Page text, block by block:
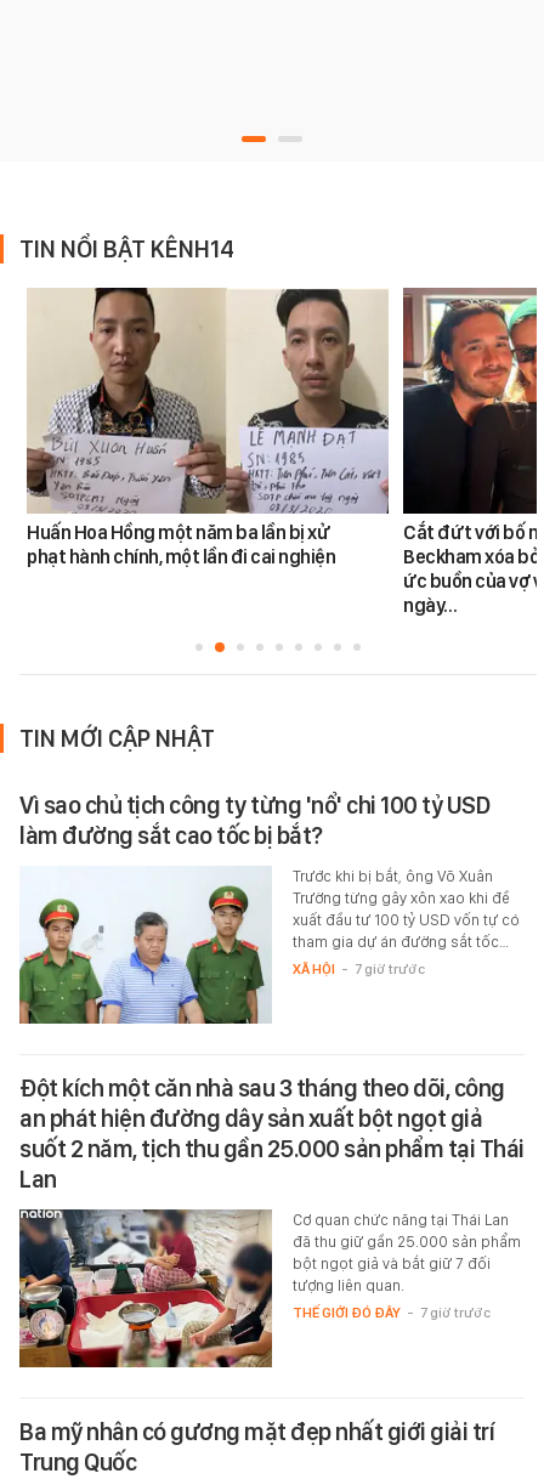
TIN NỔI BẬT KÊNH14
Huấn Hoa Hồng một năm ba lần bị xử
phạt hành chính, một lần đi cai nghiện
Cắt đứt với bố
Beckham xóa
ức buồn của vợ
ngày…
TIN MỚI CẬP NHẬT
Vì sao chủ tịch công ty từng 'nổ' chi 100 tỷ USD
làm đường sắt cao tốc bị bắt?
Trước khi bị bắt, ông Võ Xuân
Trường từng gây xôn xao khi đề
xuất đầu tư 100 tỷ USD vốn tự có
tham gia dự án đường sắt tốc…
XÃ HỘI - 7 giờ trước
Đột kích một căn nhà sau 3 tháng theo dõi, công
an phát hiện đường dây sản xuất bột ngọt giả
suốt 2 năm, tịch thu gần 25.000 sản phẩm tại Thái
Lan
Cơ quan chức năng tại Thái Lan
đã thu giữ gần 25.000 sản phẩm
bột ngọt giả và bắt giữ 7 đối
tượng liên quan.
THẾ GIỚI ĐÓ ĐÂY - 7 giờ trước
Ba mỹ nhân có gương mặt đẹp nhất giới giải trí
Trung Quốc